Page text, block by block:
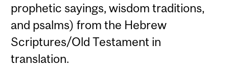
prophetic sayings, wisdom traditions,
and psalms) from the Hebrew
Scriptures/Old Testament in
translation.